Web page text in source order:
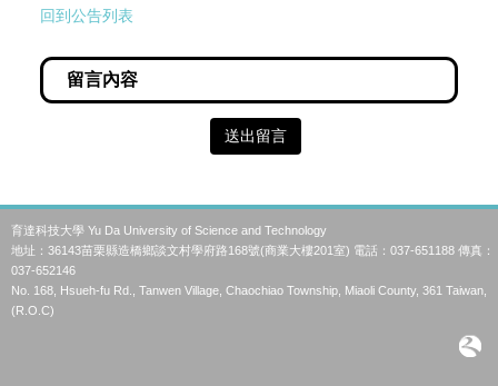
回到公告列表
送出留言
育達科技大學 Yu Da University of Science and Technology
地址：36143苗栗縣造橋鄉談文村學府路168號(商業大樓201室) 電話：037-651188 傳真：
037-652146
No. 168, Hsueh-fu Rd., Tanwen Village, Chaochiao Township, Miaoli County, 361 Taiwan,
(R.O.C)